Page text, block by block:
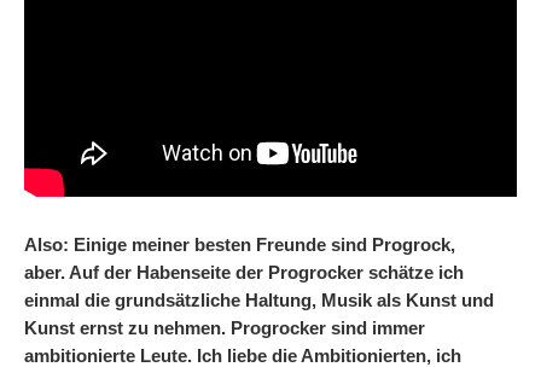
Also: Einige meiner besten Freunde sind Progrock,
aber. Auf der Habenseite der Progrocker schätze ich
einmal die grundsätzliche Haltung, Musik als Kunst und
Kunst ernst zu nehmen. Progrocker sind immer
ambitionierte Leute. Ich liebe die Ambitionierten, ich